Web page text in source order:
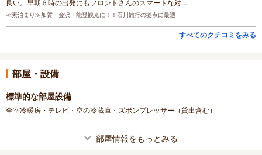
良い。早朝６時の出発にもフロントさんのスマートな対…
≪素泊まり≫加賀・金沢・能登観光に！！石川旅行の拠点に最適
すべてのクチコミをみる
部屋・設備
標準的な部屋設備
全室冷暖房・テレビ・空の冷蔵庫・ズボンプレッサー（貸出含む）
部屋情報をもっとみる